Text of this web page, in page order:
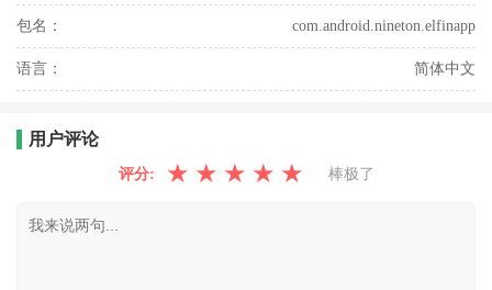
包名： com.android.nineton.elfinapp
语言： 简体中文
用户评论
评分: ★ ★ ★ ★ ★ 棒极了